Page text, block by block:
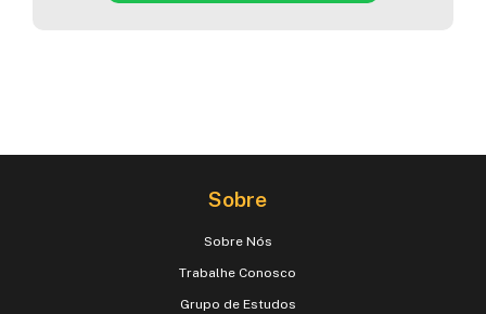
Sobre
Sobre Nós
Trabalhe Conosco
Grupo de Estudos